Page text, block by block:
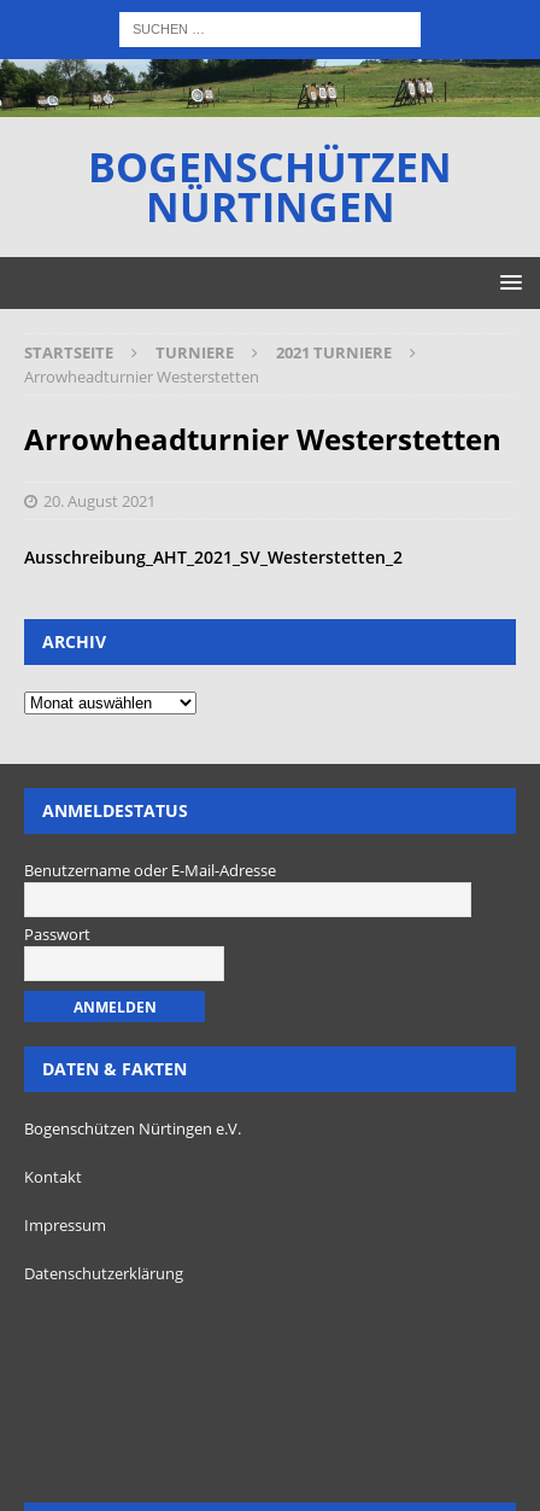
BOGENSCHÜTZEN
NÜRTINGEN
STARTSEITE TURNIERE
2021 TURNIERE
Arrowheadturnier Westerstetten
Arrowheadturnier Westerstetten
20. August 2021
Ausschreibung_AHT_2021_SV_Westerstetten_2
ARCHIV
ANMELDESTATUS
Benutzername oder E-Mail-Adresse
Passwort
DATEN & FAKTEN
Bogenschützen Nürtingen e.V.
Kontakt
Impressum
Datenschutzerklärung